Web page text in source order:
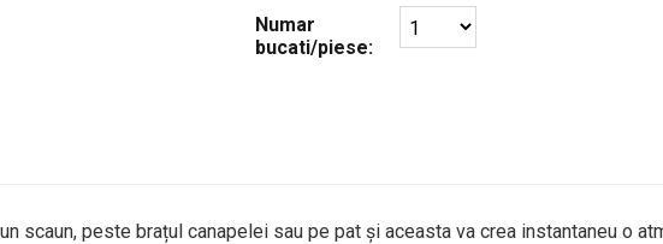
Numar
bucati/piese:
scaun, peste brațul canapelei sau pe pat și aceasta va crea instantaneu o